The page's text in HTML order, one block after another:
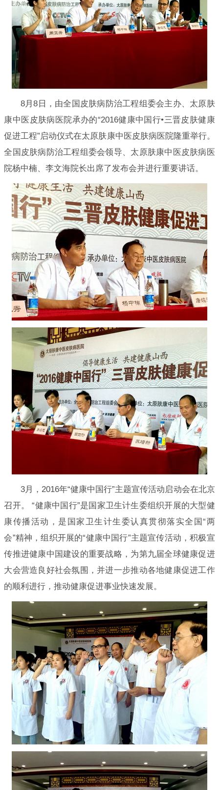
8月8日，由全国皮肤病防治工程组委会主办、太原肤
康中医皮肤病医院承办的“2016健康中国行•三晋皮肤健康
促进工程”启动仪式在太原肤康中医皮肤病医院隆重举行。
全国皮肤病防治工程组委会领导、太原肤康中医皮肤病医
院杨中楠、李文海院长出席了发布会并进行重要讲话。
3月，2016年“健康中国行”主题宣传活动启动会在北京
召开。 “健康中国行”是国家卫生计生委组织开展的大型健
康传播活动，是国家卫生计生委认真贯彻落实全国“两
会”精神，组织开展的“健康中国行”主题宣传活动，积极宣
传推进健康中国建设的重要战略，为第九届全球健康促进
大会营造良好社会氛围，并进一步推动各地健康促进工作
的顺利进行，推动健康促进事业快速发展。